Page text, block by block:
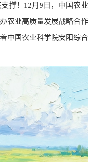
撑！12月9日，中国农业
农业高质量发展战略合作
中国农业科学院安阳综合